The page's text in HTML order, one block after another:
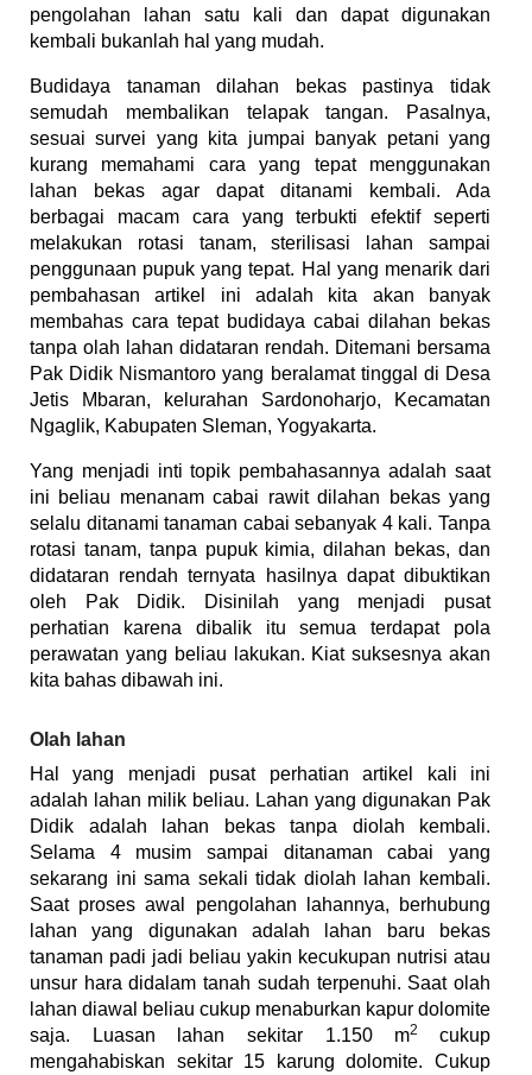
pengolahan lahan satu kali dan dapat digunakan
kembali bukanlah hal yang mudah.
Budidaya tanaman dilahan bekas pastinya tidak
semudah membalikan telapak tangan. Pasalnya,
sesuai survei yang kita jumpai banyak petani yang
kurang memahami cara yang tepat menggunakan
lahan bekas agar dapat ditanami kembali. Ada
berbagai macam cara yang terbukti efektif seperti
melakukan rotasi tanam, sterilisasi lahan sampai
penggunaan pupuk yang tepat. Hal yang menarik dari
pembahasan artikel ini adalah kita akan banyak
membahas cara tepat budidaya cabai dilahan bekas
tanpa olah lahan didataran rendah. Ditemani bersama
Pak Didik Nismantoro yang beralamat tinggal di Desa
Jetis Mbaran, kelurahan Sardonoharjo, Kecamatan
Ngaglik, Kabupaten Sleman, Yogyakarta.
Yang menjadi inti topik pembahasannya adalah saat
ini beliau menanam cabai rawit dilahan bekas yang
selalu ditanami tanaman cabai sebanyak 4 kali. Tanpa
rotasi tanam, tanpa pupuk kimia, dilahan bekas, dan
didataran rendah ternyata hasilnya dapat dibuktikan
oleh Pak Didik. Disinilah yang menjadi pusat
perhatian karena dibalik itu semua terdapat pola
perawatan yang beliau lakukan. Kiat suksesnya akan
kita bahas dibawah ini.
Olah lahan
Hal yang menjadi pusat perhatian artikel kali ini
adalah lahan milik beliau. Lahan yang digunakan Pak
Didik adalah lahan bekas tanpa diolah kembali.
Selama 4 musim sampai ditanaman cabai yang
sekarang ini sama sekali tidak diolah lahan kembali.
Saat proses awal pengolahan lahannya, berhubung
lahan yang digunakan adalah lahan baru bekas
tanaman padi jadi beliau yakin kecukupan nutrisi atau
unsur hara didalam tanah sudah terpenuhi. Saat olah
lahan diawal beliau cukup menaburkan kapur dolomite
saja. Luasan lahan sekitar 1.150 m2 cukup
mengahabiskan sekitar 15 karung dolomite. Cukup